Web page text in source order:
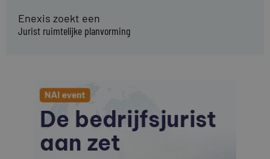
Enexis zoekt een
Jurist ruimtelijke planvorming